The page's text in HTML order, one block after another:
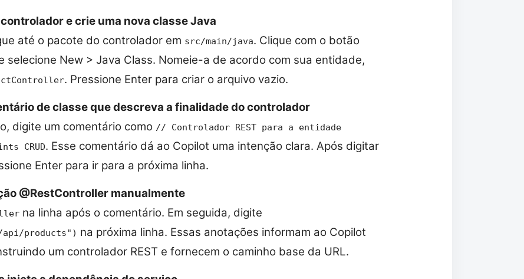
e crie uma nova classe Java
até o pacote do controlador em src/main/java. Clique com o botão
selecione New > Java Class. Nomeie-a de acordo com sua entidade,
. Pressione Enter para criar o arquivo vazio.
de classe que descreva a finalidade do controlador
digite um comentário como // Controlador REST para a entidade
CRUD. Esse comentário dá ao Copilot uma intenção clara. Após digitar
Enter para ir para a próxima linha.
@RestController manualmente
na linha após o comentário. Em seguida, digite
api/products") na próxima linha. Essas anotações informam ao Copilot
um controlador REST e fornecem o caminho base da URL.